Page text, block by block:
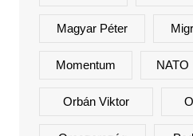
Magyar Péter
Momentum NATO
Orbán Viktor